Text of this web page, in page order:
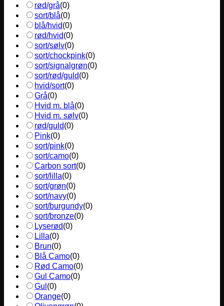
rød/grå(0)
sort/blå(0)
blå/hvid(0)
rød/hvid(0)
sort/sølv(0)
sort/chockpink(0)
sort/signalgrøn(0)
sort/rød/guld(0)
hvid/sort(0)
Grå(0)
Hvid m. blå(0)
Hvid m. sølv(0)
rød/guld(0)
Pink(0)
sort/pink(0)
sort/camo(0)
Carbon sort(0)
sort/lilla(0)
sort/grøn(0)
sort/navy(0)
sort/burgundy(0)
sort/bronze(0)
Lyserød(0)
Lilla(0)
Brun(0)
Blå Camo(0)
Rød Camo(0)
Gul Camo(0)
Gul (0)
Orange(0)